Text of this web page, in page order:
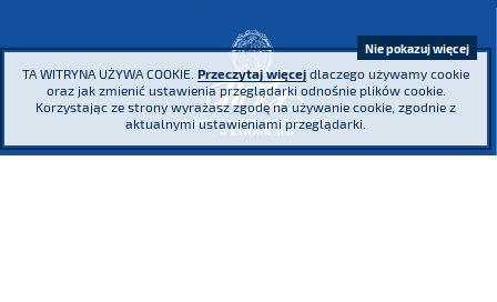
TA WITRYNA UŻYWA COOKIE. Przeczytaj więcej dlaczego używamy cookie
oraz jak zmienić ustawienia przeglądarki odnośnie plików cookie.
Korzystając ze strony wyrażasz zgodę na używanie cookie, zgodnie z
aktualnymi ustawieniami przeglądarki.
Nie pokazuj więcej